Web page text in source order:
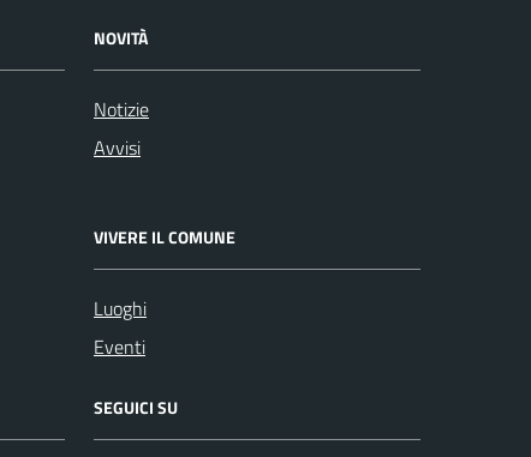
NOVITÀ
Notizie
Avvisi
VIVERE IL COMUNE
Luoghi
Eventi
SEGUICI SU